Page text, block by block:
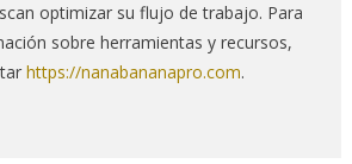
optimizar su flujo de trabajo. Para
sobre herramientas y recursos,
https://nanabananapro.com.